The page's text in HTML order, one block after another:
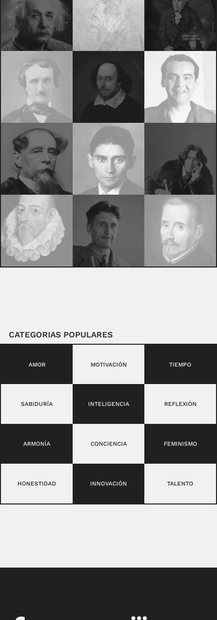
CATEGORIAS POPULARES
AMOR MOTIVACIÓN TIEMPO
SABIDURÍA INTELIGENCIA REFLEXIÓN
ARMONÍA CONCIENCIA FEMINISMO
HONESTIDAD INNOVACIÓN TALENTO